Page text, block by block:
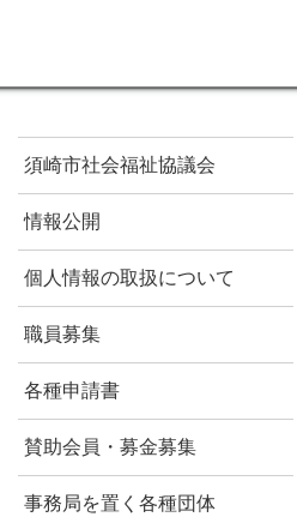
須崎市社会福祉協議会
情報公開
個人情報の取扱について
職員募集
各種申請書
賛助会員・募金募集
事務局を置く各種団体